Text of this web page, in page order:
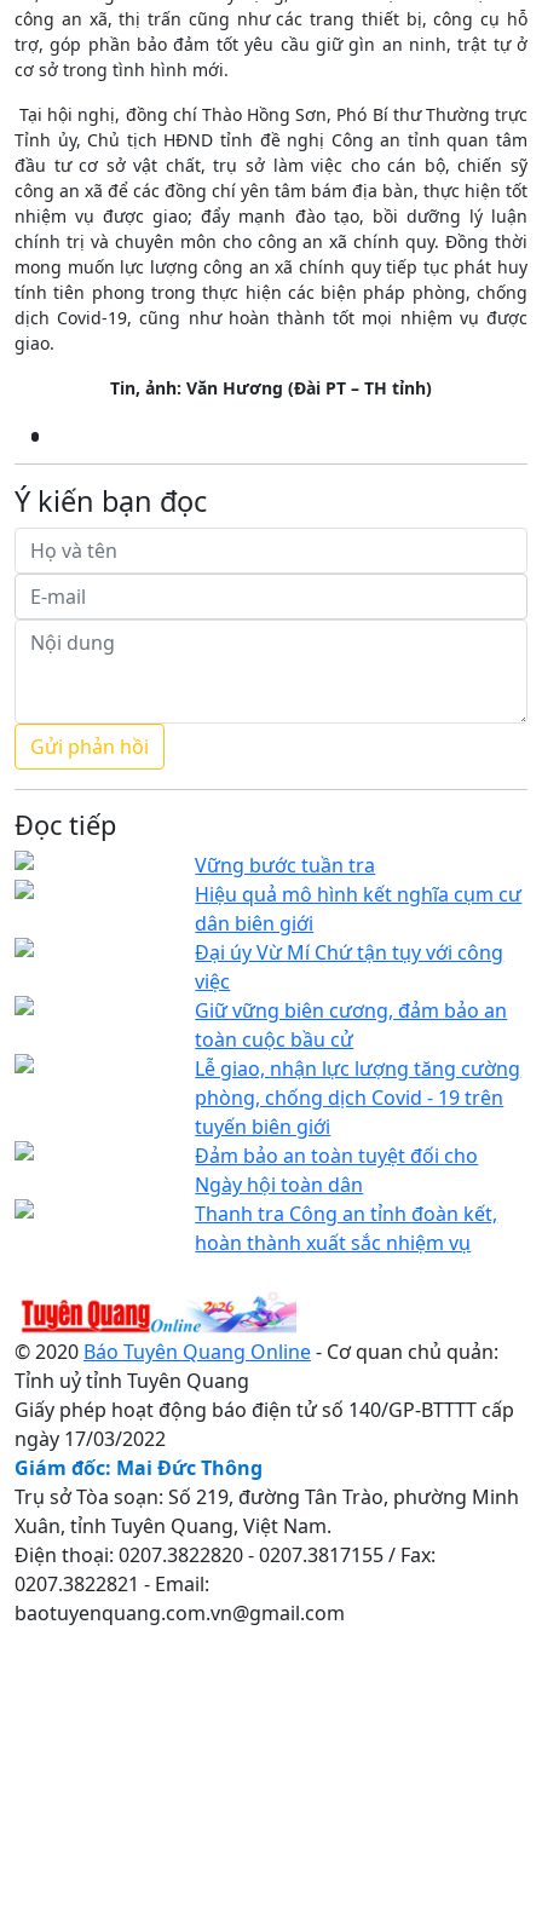
công an xã, thị trấn cũng như các trang thiết bị, công cụ hỗ
trợ, góp phần bảo đảm tốt yêu cầu giữ gìn an ninh, trật tự ở
cơ sở trong tình hình mới.
Tại hội nghị, đồng chí Thào Hồng Sơn, Phó Bí thư Thường trực
Tỉnh ủy, Chủ tịch HĐND tỉnh đề nghị Công an tỉnh quan tâm
đầu tư cơ sở vật chất, trụ sở làm việc cho cán bộ, chiến sỹ
công an xã để các đồng chí yên tâm bám địa bàn, thực hiện tốt
nhiệm vụ được giao; đẩy mạnh đào tạo, bồi dưỡng lý luận
chính trị và chuyên môn cho công an xã chính quy. Đồng thời
mong muốn lực lượng công an xã chính quy tiếp tục phát huy
tính tiên phong trong thực hiện các biện pháp phòng, chống
dịch Covid-19, cũng như hoàn thành tốt mọi nhiệm vụ được
giao.
Tin, ảnh: Văn Hương (Đài PT – TH tỉnh)
Ý kiến bạn đọc
Đọc tiếp
Vững bước tuần tra
Hiệu quả mô hình kết nghĩa cụm cư
dân biên giới
Đại úy Vừ Mí Chứ tận tụy với công
việc
Giữ vững biên cương, đảm bảo an
toàn cuộc bầu cử
Lễ giao, nhận lực lượng tăng cường
phòng, chống dịch Covid - 19 trên
tuyến biên giới
Đảm bảo an toàn tuyệt đối cho
Ngày hội toàn dân
Thanh tra Công an tỉnh đoàn kết,
hoàn thành xuất sắc nhiệm vụ
© 2020 Báo Tuyên Quang Online- Cơ quan chủ quản:
Tỉnh uỷ tỉnh Tuyên Quang
Giấy phép hoạt động báo điện tử số 140/GP-BTTTT cấp
ngày 17/03/2022
Giám đốc: Mai Đức Thông
Trụ sở Tòa soạn: Số 219, đường Tân Trào, phường Minh
Xuân, tỉnh Tuyên Quang, Việt Nam.
Điện thoại: 0207.3822820 - 0207.3817155 / Fax:
0207.3822821 - Email:
baotuyenquang.com.vn@gmail.com